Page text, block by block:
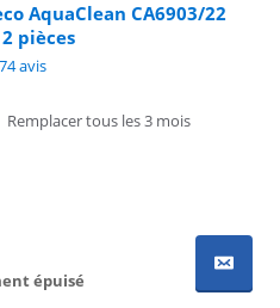
AquaClean CA6903/22
pièces
sur 10, basée sur 274 avis.
avis
Remplacer tous les 3 mois
épuisé
sur 10, basée sur 67 avis.